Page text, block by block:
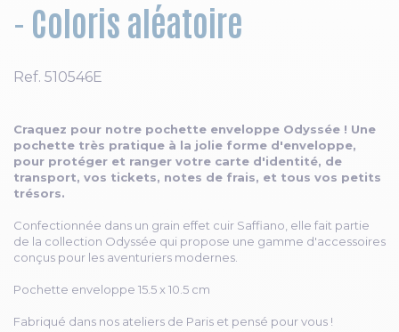
- Coloris aléatoire
Ref. 510546E
Craquez pour notre pochette enveloppe Odyssée ! Une
pochette très pratique à la jolie forme d'enveloppe,
pour protéger et ranger votre carte d'identité, de
transport, vos tickets, notes de frais, et tous vos petits
trésors.
Confectionnée dans un grain effet cuir Saffiano, elle fait partie
de la collection Odyssée qui propose une gamme d'accessoires
conçus pour les aventuriers modernes.
Pochette enveloppe 15.5 x 10.5 cm
Fabriqué dans nos ateliers de Paris et pensé pour vous !